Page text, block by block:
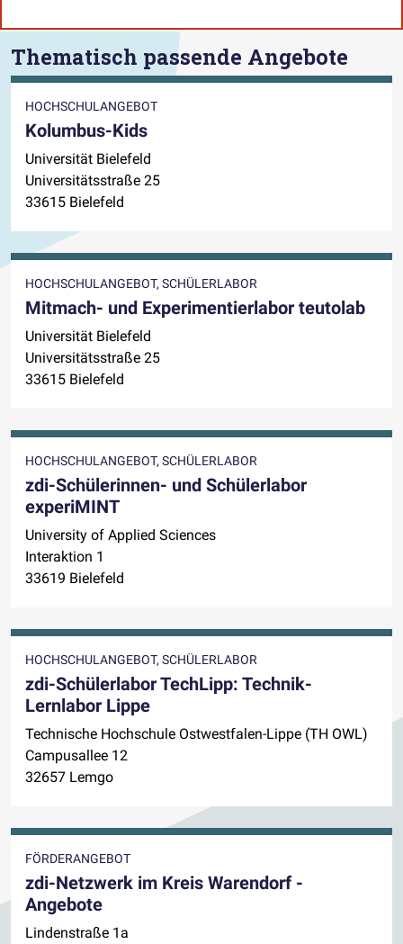
Thematisch passende Angebote
HOCHSCHULANGEBOT
Kolumbus-Kids
Universität Bielefeld
Universitätsstraße 25
33615 Bielefeld
HOCHSCHULANGEBOT, SCHÜLERLABOR
Mitmach- und Experimentierlabor teutolab
Universität Bielefeld
Universitätsstraße 25
33615 Bielefeld
HOCHSCHULANGEBOT, SCHÜLERLABOR
zdi-Schülerinnen- und Schülerlabor
experiMINT
University of Applied Sciences
Interaktion 1
33619 Bielefeld
HOCHSCHULANGEBOT, SCHÜLERLABOR
zdi-Schülerlabor TechLipp: Technik-
Lernlabor Lippe
Technische Hochschule Ostwestfalen-Lippe (TH OWL)
Campusallee 12
32657 Lemgo
FÖRDERANGEBOT
zdi-Netzwerk im Kreis Warendorf -
Angebote
Lindenstraße 1a